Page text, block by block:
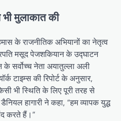
मुलाकात की
के राजनीतिक अभियानों का नेतृत्व
मसूद पेजशकियान के उद्घाटन
के सर्वोच्च नेता अयातुल्ला अली
टाइम्स की रिपोर्ट के अनुसार,
भी स्थिति के लिए पूरी तरह से
हागारी ने कहा, “हम व्यापक युद्ध
करते हैं।”